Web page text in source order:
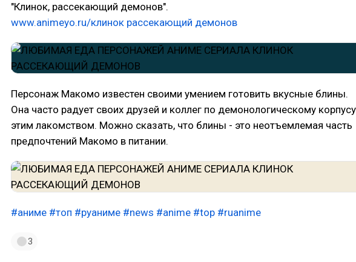
"Клинок, рассекающий демонов".
www.animeyo.ru/клинок рассекающий демонов
Персонаж Макомо известен своими умением готовить вкусные блины.
Она часто радует своих друзей и коллег по демонологическому корпусу
этим лакомством. Можно сказать, что блины - это неотъемлемая часть
предпочтений Макомо в питании.
#аниме #топ #руаниме #news #anime #top #ruanime
3